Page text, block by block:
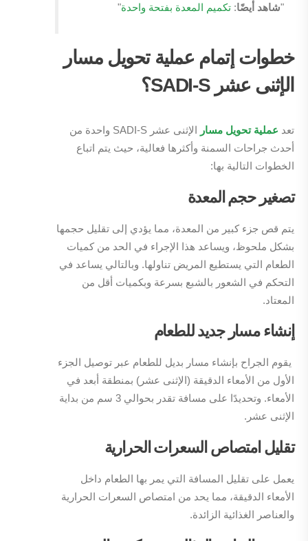
"شاهد أيضًا: تكميم المعدة بفتحة واحدة"
خطوات إتمام عملية تحويل مسار
الإثنى عشرSADI-S؟
تعد عملية تحويل مسار
الإثنى عشر SADI-S واحدة من
أحدث جراحات السمنة وأكثرها فعالية، حيث يتم اتباع
الخطوات التالية بها:
تصغير حجم المعدة
يتم قص جزء كبير من المعدة، مما يؤدي إلى تقليل حجمها
بشكل ملحوظ، ويساعد هذا الإجراء في الحد من كميات
الطعام التي يستطيع المريض تناولها. وبالتالي يساعد في
التحكم في الشعور بالشبع بسرعة وبكميات أقل من
المعتاد.
إنشاء مسار جديد للطعام
يقوم الجراح بإنشاء مسار بديل للطعام عبر توصيل الجزء
الأول من الأمعاء الدقيقة (الإثنى عشر) بمنطقة أبعد في
الأمعاء. وتحديدًا على مسافة تقدر بحوالي 3 سم من بداية
الإثنى عشر.
تقليل امتصاص السعرات الحرارية
يعمل على تقليل المسافة التي يمر بها الطعام داخل
الأمعاء الدقيقة، مما يحد من امتصاص السعرات الحرارية
والعناصر الغذائية الزائدة.